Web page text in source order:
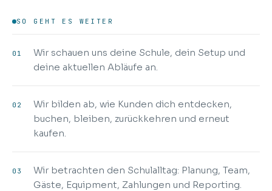
SO GEHT ES WEITER
01
Wir schauen uns deine Schule, dein Setup und
deine aktuellen Abläufe an.
02
Wir bilden ab, wie Kunden dich entdecken,
buchen, bleiben, zurückkehren und erneut
kaufen.
03
Wir betrachten den Schulalltag: Planung, Team,
Gäste, Equipment, Zahlungen und Reporting.